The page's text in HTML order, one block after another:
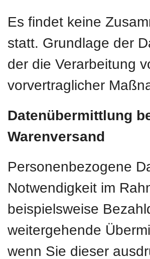
Es findet keine
statt. Grundlage der
der die Verarbeitung
vorvertraglicher
Datenübermittlung
Warenversand
Personenbezogene
Notwendigkeit im
beispielsweise
weitergehende
wenn Sie dieser